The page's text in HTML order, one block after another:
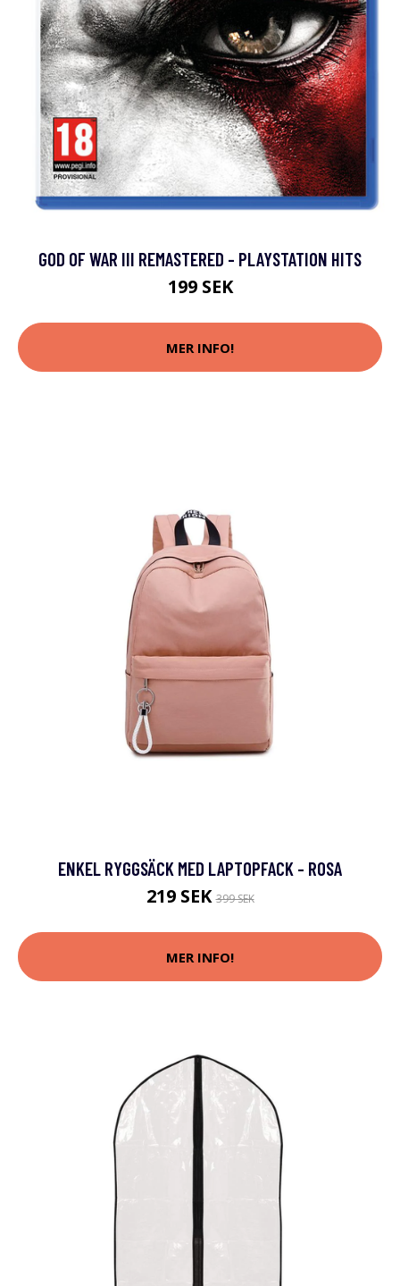
GOD OF WAR III REMASTERED - PLAYSTATION HITS
199 SEK
MER INFO!
ENKEL RYGGSÄCK MED LAPTOPFACK - ROSA
219 SEK399 SEK
MER INFO!